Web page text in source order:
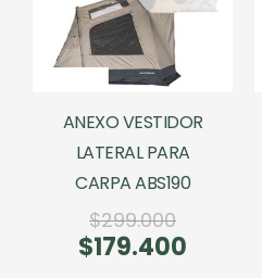
ANEXO VESTIDOR
LATERAL PARA
CARPA ABS190
$299.000El
precio
$179.400